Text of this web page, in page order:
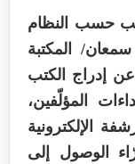
حسب النظام
المكتبة
عن إدراج الكتب
المؤلّفين،
الإلكترونية
الوصول إلى